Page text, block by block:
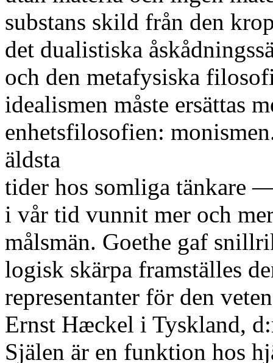
substans skild från den
det dualistiska
och den metafysiska
idealismen måste ersättas
enhetsfilosofien:
äldsta
tider hos somliga tänkare
i vår tid vunnit mer och
målsmän. Goethe gaf
logisk skärpa framställes
representanter för den
Ernst Hæckel i Tyskland,
Själen är en funktion hos